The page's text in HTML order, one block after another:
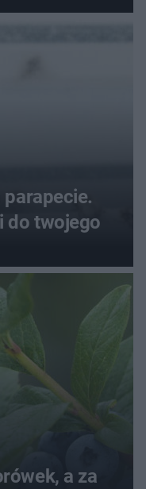
parapecie.
do twojego
a za